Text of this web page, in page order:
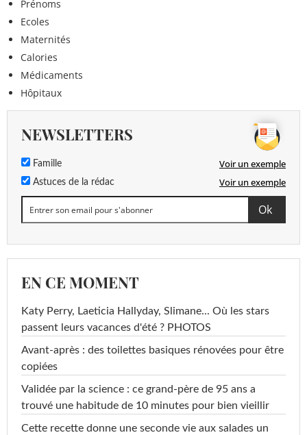
Prénoms
Ecoles
Maternités
Calories
Médicaments
Hôpitaux
NEWSLETTERS
Famille Voir un exemple
Astuces de la rédac Voir un exemple
EN CE MOMENT
Katy Perry, Laeticia Hallyday, Slimane... Où les stars
passent leurs vacances d'été ? PHOTOS
Avant-après : des toilettes basiques rénovées pour être
copiées
Validée par la science : ce grand-père de 95 ans a
trouvé une habitude de 10 minutes pour bien vieillir
Cette recette donne une seconde vie aux salades un